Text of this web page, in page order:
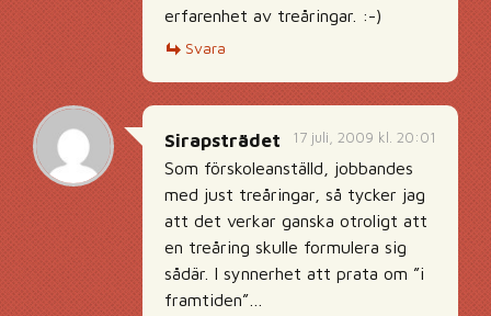
erfarenhet av treåringar. :-)
Svara
17 juli, 2009 kl. 20:01
Sirapsträdet
Som förskoleanställd, jobbandes
med just treåringar, så tycker jag
att det verkar ganska otroligt att
en treåring skulle formulera sig
sådär. I synnerhet att prata om ”i
framtiden”…